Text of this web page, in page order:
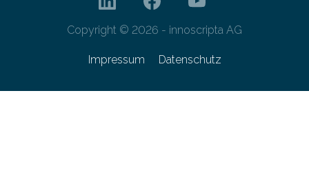
Copyright © 2026 - innoscripta AG
Impressum Datenschutz